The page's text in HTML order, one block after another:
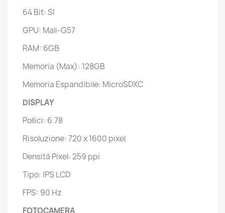
64 Bit: SI
GPU: Mali-G57
RAM: 6GB
Memoria (Max): 128GB
Memoria Espandibile: MicroSDXC
DISPLAY
Pollici: 6.78
Risoluzione: 720 x 1600 pixel
Densità Pixel: 259 ppi
Tipo: IPS LCD
FPS: 90 Hz
FOTOCAMERA